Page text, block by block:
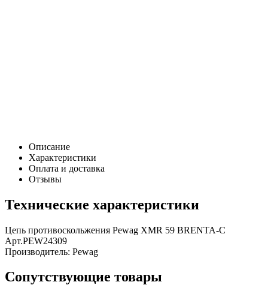
Описание
Характеристики
Оплата и доставка
Отзывы
Технические характеристики
Цепь противоскольжения Pewag XMR 59 BRENTA-C
Арт.PEW24309
Производитель: Pewag
Сопутствующие товары